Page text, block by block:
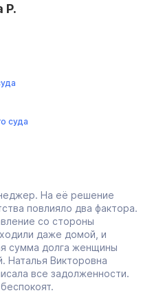
Р.
На её решение
повлияло два фактора.
со стороны
даже домой, и
сумма долга женщины
Наталья Викторовна
все задолженности.
суда